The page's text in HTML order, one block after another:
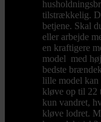
tilstrækkelig.
betjene. Skal
eller arbejde
en kraftigere
model med
bedste
lille model kan
kløve op til 22
kun vandret,
kløve lodret.